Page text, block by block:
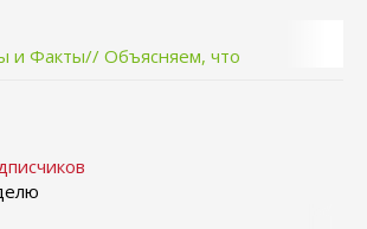
и Факты// Объясняем, что